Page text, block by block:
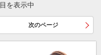
を表示中
次のページ